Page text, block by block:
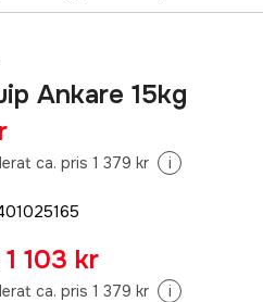
Ankare 15kg
ca. pris 1 379 kr i
1 103 kr
ca. pris 1 379 kr i